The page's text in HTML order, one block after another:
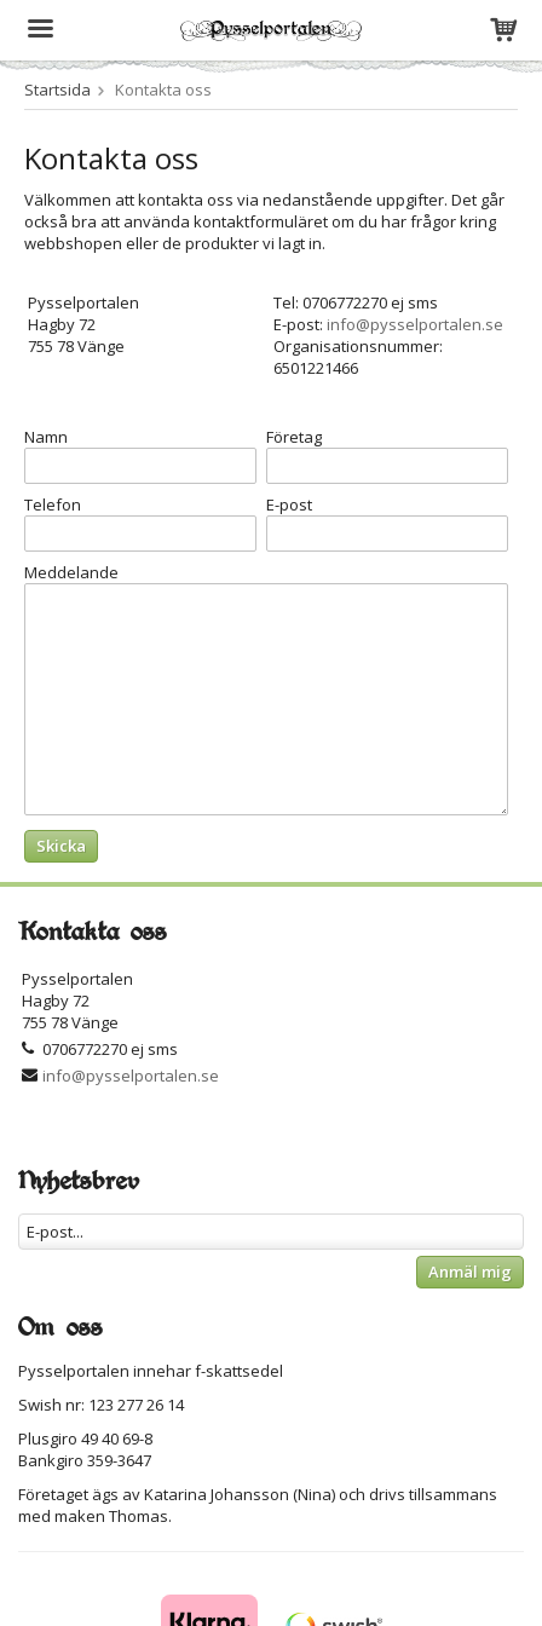
Produkten har blivit tillagd i varukorgen
Startsida Kontakta oss
Kontakta oss
Välkommen att kontakta oss via nedanstående uppgifter. Det går
också bra att använda kontaktformuläret om du har frågor kring
webbshopen eller de produkter vi lagt in.
Pysselportalen
Hagby 72
755 78 Vänge
Tel: 0706772270 ej sms
E-post: info@pysselportalen.se
Organisationsnummer:
6501221466
Namn Företag
Telefon E-post
Meddelande
Kontakta oss
Pysselportalen
Hagby 72
755 78 Vänge
0706772270 ej sms
info@pysselportalen.se
Nyhetsbrev
Anmäl mig
Om oss
Pysselportalen innehar f-skattsedel
Swish nr: 123 277 26 14
Plusgiro 49 40 69-8
Bankgiro 359-3647
Företaget ägs av Katarina Johansson (Nina) och drivs tillsammans
med maken Thomas.